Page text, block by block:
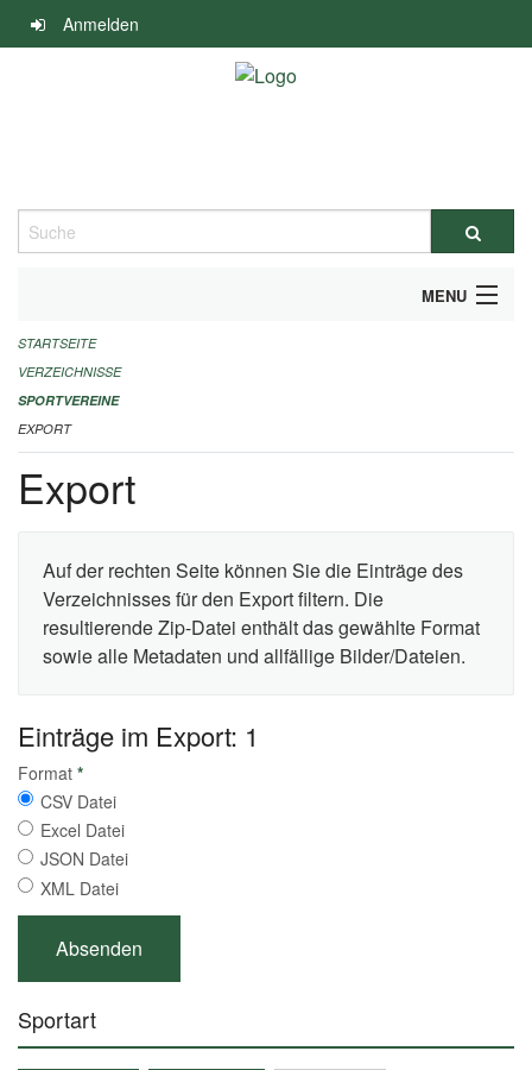
Navigation
überspringen
Anmelden
Suche
MENU
ALLGEMEINE INFORMATIONEN
FINANZIELLE UNTERSTÜTZUNG BENÖTIGT?
KONTAKT
STARTSEITE
VERZEICHNISSE
SPORTVEREINE
EXPORT
Export
Auf der rechten Seite können Sie die Einträge des
Verzeichnisses für den Export filtern. Die
resultierende Zip-Datei enthält das gewählte Format
sowie alle Metadaten und allfällige Bilder/Dateien.
Einträge im Export: 1
Format *
CSV Datei
Excel Datei
JSON Datei
XML Datei
Sportart